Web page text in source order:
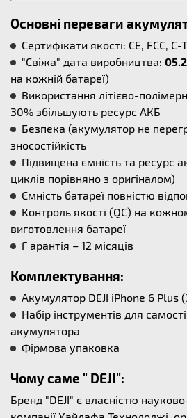
Основні переваги
Сертифікати якості: CE, FCC,
"Свіжа" дата виробництва:
на кожній батареї)
Використання літієво-
30% збільшують ресурс АКБ
Безпека (акумулятор не
зносостійкість
Підвищена ємність та ресурс
циклів порівняно з оригіналом)
Ємність батареї повністю
Контроль якості (QC) на
виготовлення батареї
Г арантія – 12 місяців
Комплектування:
Акумулятор DEJI iPhone 6 Plus
Набір інструментів для
акумулятора
Фірмова упаковка
Чому саме " DEJI":
Бренд "DEJI" є власністю